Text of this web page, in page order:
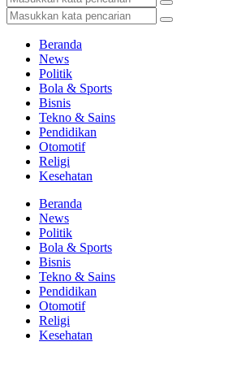
Beranda
News
Politik
Bola & Sports
Bisnis
Tekno & Sains
Pendidikan
Otomotif
Religi
Kesehatan
Beranda
News
Politik
Bola & Sports
Bisnis
Tekno & Sains
Pendidikan
Otomotif
Religi
Kesehatan